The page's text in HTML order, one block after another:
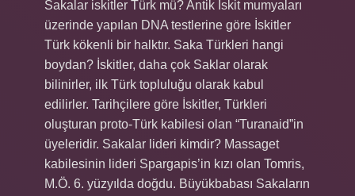
Sakalar iskitler Türk mü? Antik İskit mumyaları
üzerinde yapılan DNA testlerine göre İskitler
Türk kökenli bir halktır. Saka Türkleri hangi
boydan? İskitler, daha çok Saklar olarak
bilinirler, ilk Türk topluluğu olarak kabul
edilirler. Tarihçilere göre İskitler, Türkleri
oluşturan proto-Türk kabilesi olan “Turanaid”in
üyeleridir. Sakalar lideri kimdir? Massaget
kabilesinin lideri Spargapis’in kızı olan Tomris,
M.Ö. 6. yüzyılda doğdu. Büyükbabası Sakaların